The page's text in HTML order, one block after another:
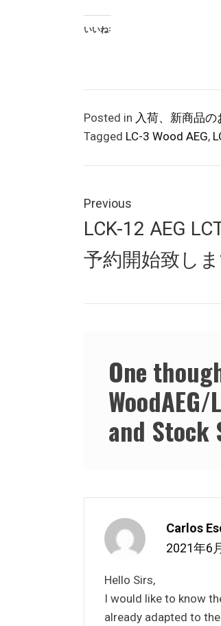
いいね:
Posted in 入荷、新商品の
Tagged LC-3 Wood AEG,
稿
ナ
ビ
ゲ
Previous
Previous
LCK-12 AEG
予約開始致しま
One
and Stock
Carlos
2021年6
Hello Sirs,
I would like to know
already adapted to